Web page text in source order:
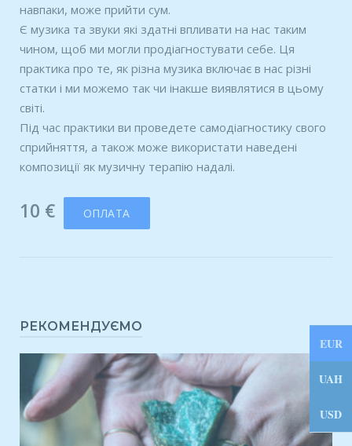
навпаки, може прийти сум.
Є музика та звуки які здатні впливати на нас таким
чином, щоб ми могли продіагностувати себе. Ця
практика про те, як різна музика включає в нас різні
статки і ми можемо так чи інакше виявлятися в цьому
світі.
Під час практики ви проведете самодіагностику свого
сприйняття, а також може використати наведені
композиції як музичну терапію надалі.
10 € ОПЛАТА
РЕКОМЕНДУЄМО
EUR
UAH
USD